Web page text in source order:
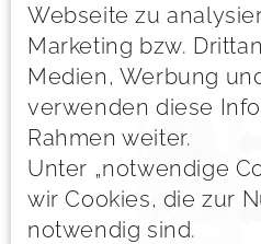
Webseite zu
Marketing bzw.
Medien, Werbung
verwenden diese
Rahmen weiter.
Unter „notwendige
wir Cookies, die zur
notwendig sind.